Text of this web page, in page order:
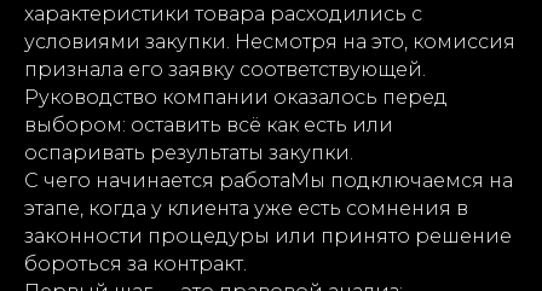
характеристики товара расходились с
условиями закупки. Несмотря на это, комиссия
признала его заявку соответствующей.
Руководство компании оказалось перед
выбором: оставить всё как есть или
оспаривать результаты закупки.
С чего начинается работаМы подключаемся на
этапе, когда у клиента уже есть сомнения в
законности процедуры или принято решение
бороться за контракт.